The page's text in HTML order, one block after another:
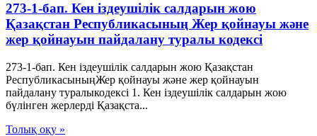
273-1-бап. Кен іздеушілік салдарын жою
Қазақстан Республикасының Жер қойнауы және
жер қойнауын пайдалану туралы кодексі
273-1-бап. Кен іздеушілік салдарын жою Қазақстан
РеспубликасыныңЖер қойнауы және жер қойнауын
пайдалану туралыкодексі 1. Кен іздеушілік салдарын жою
бүлінген жерлерді Қазақста...
Толық оқу »